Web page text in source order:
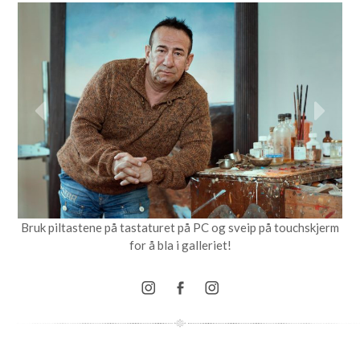
Bruk piltastene på tastaturet på PC og sveip på touchskjerm
for å bla i galleriet!